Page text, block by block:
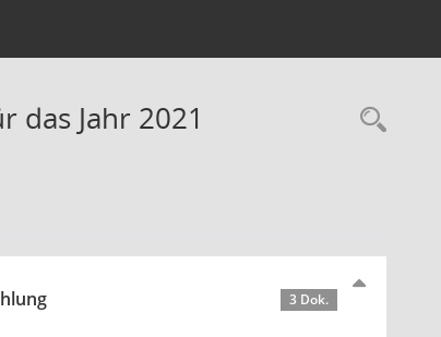
das Jahr 2021
3 Dok.